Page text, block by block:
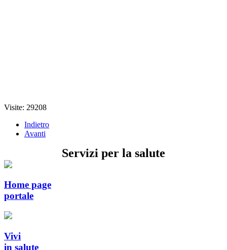
Visite: 29208
Indietro
Avanti
Servizi per la salute
Home page
portale
Vivi
in salute